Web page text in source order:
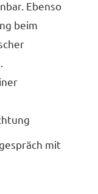
Ebenso
beim
mit